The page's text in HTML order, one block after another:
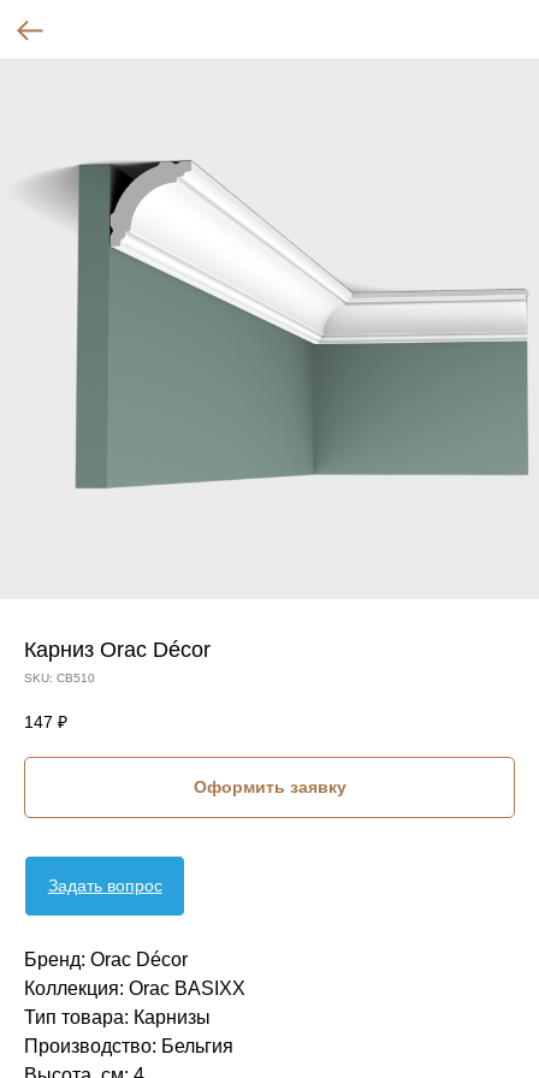
Карниз Orac Décor
SKU: CB510
147 ₽
Оформить заявку
Задать вопрос
Бренд: Orac Décor
Коллекция: Orac BASIXX
Тип товара: Карнизы
Производство: Бельгия